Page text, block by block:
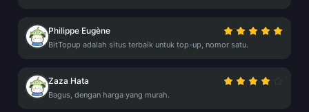
Philippe Eugène
BitTopup adalah situs terbaik untuk top-up, nomor satu.
Zaza Hata
Bagus, dengan harga yang murah.